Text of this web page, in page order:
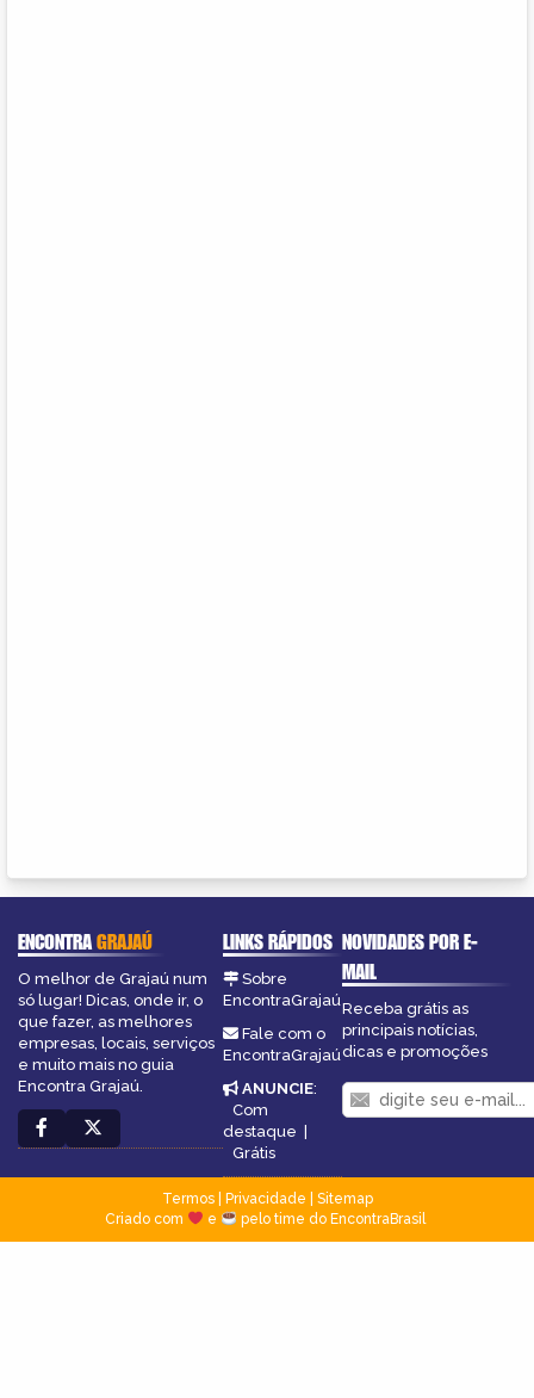
ENCONTRAGRAJAÚ
O melhor de Grajaú num
só lugar! Dicas, onde ir, o
que fazer, as melhores
empresas, locais, serviços
e muito mais no guia
Encontra Grajaú.
LINKS RÁPIDOS
Sobre
EncontraGrajaú
Fale com o
EncontraGrajaú
ANUNCIE:
Com
destaque
Grátis
NOVIDADES POR E-
MAIL
Receba grátis as
principais notícias,
dicas e promoções
Termos| Privacidade
Sitemap
Criado com
e pelo time do EncontraBrasil